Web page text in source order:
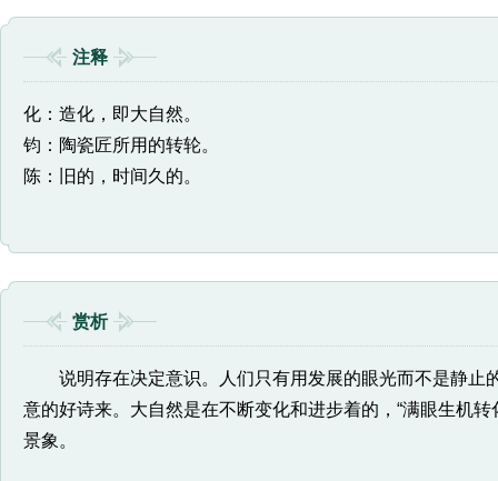
注释
化：造化，即大自然。
钧：陶瓷匠所用的转轮。
陈：旧的，时间久的。
赏析
说明存在决定意识。人们只有用发展的眼光而不是静止
意的好诗来。大自然是在不断变化和进步着的，“满眼生机
景象。